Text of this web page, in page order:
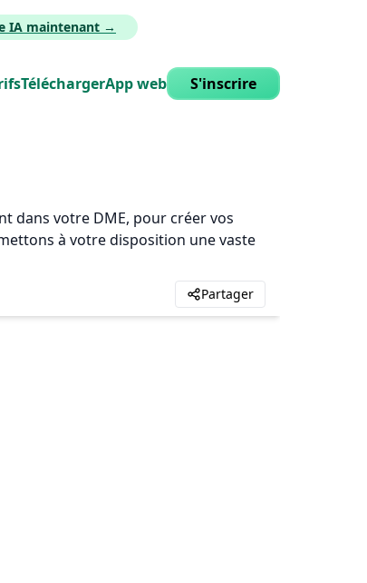
IA maintenant →
TéléchargerApp web S'inscrire
dans votre DME, pour créer vos
à votre disposition une vaste
Partager